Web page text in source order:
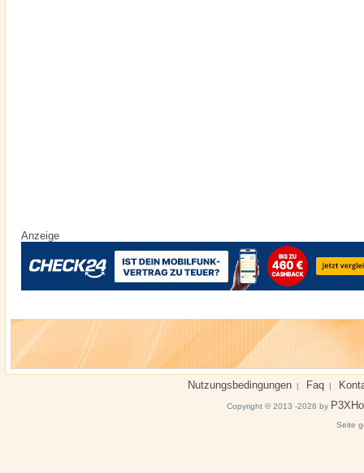
Anzeige
Nutzungsbedingungen | Faq |
Copyright © 2013 -2026 by
Seite